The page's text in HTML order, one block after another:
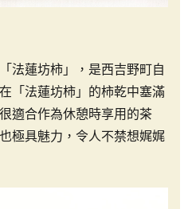
法蓮坊柿」，是西吉野町自
「法蓮坊柿」的柿乾中塞滿
適合作為休憩時享用的茶
極具魅力，令人不禁想娓娓